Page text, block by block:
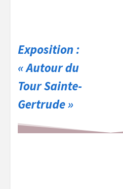
Exposition :
« Autour du
Tour Sainte-
Gertrude »